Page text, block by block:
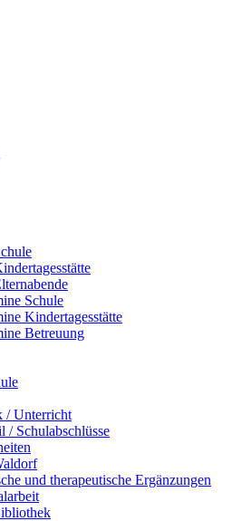
Schule
Kindertagesstätte
Betreuung
/ Unterricht
/ Schulabschlüsse
und therapeutische Ergänzungen